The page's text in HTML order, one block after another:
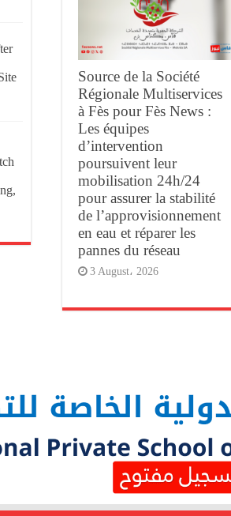
Source de la Société
Régionale Multiservices
à Fès pour Fès News :
Les équipes
d’intervention
poursuivent leur
mobilisation 24h/24
pour assurer la stabilité
de l’approvisionnement
en eau et réparer les
pannes du réseau
3 August، 2026